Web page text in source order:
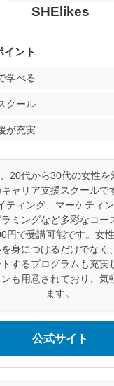
SHElikes
イント
学べる
クール
が充実
20代から30代の女性を
ャリア支援スクールで
ティング、マーケティ
ミングなど多彩なコー
円で受講可能です。女
身につけるだけでなく
するプログラムも充実
も用意されており、気
ます。
公式サイト